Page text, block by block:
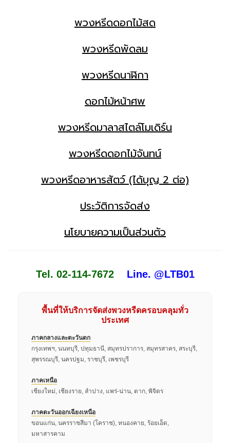
พวงหรีดดอกไม้สด
พวงหรีดพัดลม
พวงหรีดนาฬิกา
ดอกไม้หน้าศพ
พวงหรีดมาลาสไตล์โมเดิร์น
พวงหรีดดอกไม้จันทน์
พวงหรีดอาหารสัตว์ (ได้บุญ 2 ต่อ)
ประวัติการจัดส่ง
นโยบายความเป็นส่วนตัว
Tel. 02-114-7672 Line. @LTB01
พื้นที่ให้บริการจัดส่งพวงหรีดครอบคลุมทั่ว
ประเทศ
ภาคกลางและตะวันตก
กรุงเทพฯ, นนทบุรี, ปทุมธานี, สมุทรปราการ, สมุทรสาคร, สระบุรี,
สุพรรณบุรี, นครปฐม, ราชบุรี, เพชรบุรี
ภาคเหนือ
เชียงใหม่, เชียงราย, ลำปาง, แพร่-น่าน, ตาก, พิจิตร
ภาคตะวันออกเฉียงเหนือ
ขอนแก่น, นครราชสีมา (โคราช), หนองคาย, ร้อยเอ็ด,
มหาสารคาม